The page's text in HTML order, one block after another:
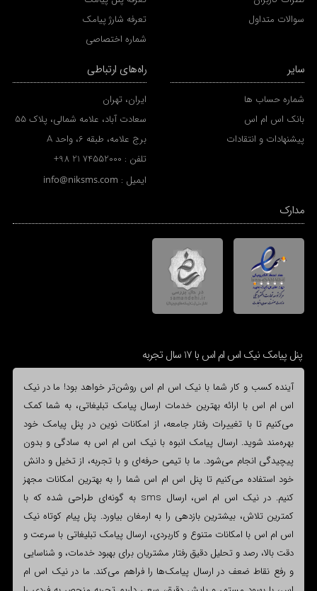
سوالات متداول
تعرفه شارژ پیامک
شماره اختصاصی
سایر
شماره حساب ها
بانک اس ام اس
پیشنهادات و انتقادات
راه‌های ارتباطی
ایران، تهران
سعادت آباد، علامه شمالی، پلاک 55
برج علامه، طبقه 6، واحد A
تلفن : +98 21 74552000
ایمیل : info@niksms.com
مدارک
پنل پیامک نیک اس ام اس با 17 سال تجربه
آینده کسب و کار شما با نیک اس ام اس روشن‌تر خواهد بود! ما در نیک
اس ام اس با ارائه بهترین خدمات ارسال پیامک تبلیغاتی، به شما کمک
می‌کنیم تا با تغییرات رفتار جامعه، از امکانات نوین در پنل پیامک خود
بهره‌مند شوید. ارسال پیامک انبوه با نیک اس ام اس به سادگی و بدون
پیچیدگی انجام می‌شود. ما با تیمی حرفه‌ای و با تجربه، از تخیل و دانش
خود استفاده می‌کنیم تا پنل اس ام اس شما را به بهترین امکانات مجهز
کنیم. در نیک اس ام اس، ارسال sms به گونه‌ای طراحی شده که با
کمترین تلاش، بیشترین بازدهی را به ارمغان بیاورد. پنل پیام کوتاه نیک
اس ام اس با امکانات متنوع و کاربردی، ارسال پیامک تبلیغاتی با سرعت و
دقت بالا، رصد و تحلیل دقیق رفتار مشتریان برای بهبود خدمات، و شناسایی
و رفع نقاط ضعف در ارسال پیامک‌ها را فراهم می‌کند. ما در نیک اس ام